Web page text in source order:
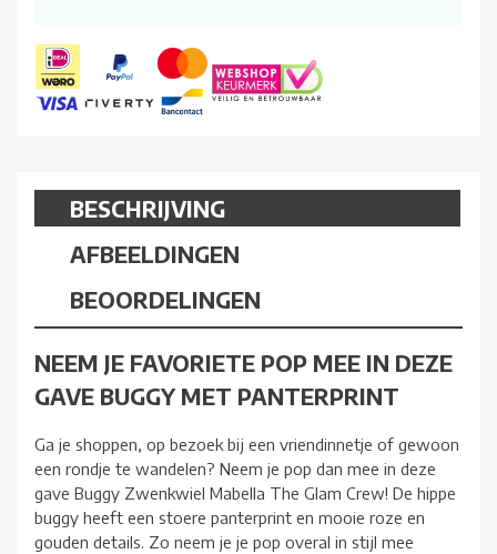
BESCHRIJVING
AFBEELDINGEN
BEOORDELINGEN
NEEM JE FAVORIETE POP MEE IN DEZE
GAVE BUGGY MET PANTERPRINT
Ga je shoppen, op bezoek bij een vriendinnetje of gewoon
een rondje te wandelen? Neem je pop dan mee in deze
gave Buggy Zwenkwiel Mabella The Glam Crew! De hippe
buggy heeft een stoere panterprint en mooie roze en
gouden details. Zo neem je je pop overal in stijl mee